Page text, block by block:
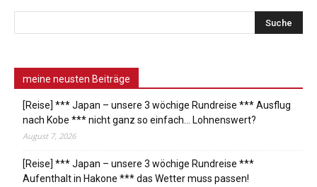
meine neusten Beiträge
[Reise] *** Japan – unsere 3 wöchige Rundreise *** Ausflug
nach Kobe *** nicht ganz so einfach… Lohnenswert?
August 7, 2026
[Reise] *** Japan – unsere 3 wöchige Rundreise ***
Aufenthalt in Hakone *** das Wetter muss passen!